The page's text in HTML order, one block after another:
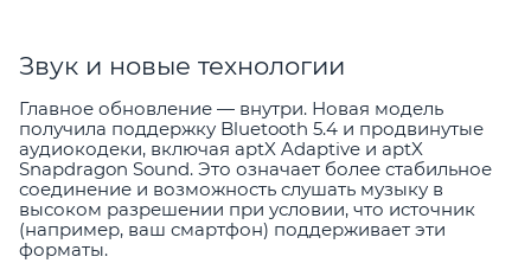
Звук и новые технологии
Главное обновление — внутри. Новая модель
получила поддержку Bluetooth 5.4 и продвинутые
аудиокодеки, включая aptX Adaptive и aptX
Snapdragon Sound. Это означает более стабильное
соединение и возможность слушать музыку в
высоком разрешении при условии, что источник
(например, ваш смартфон) поддерживает эти
форматы.